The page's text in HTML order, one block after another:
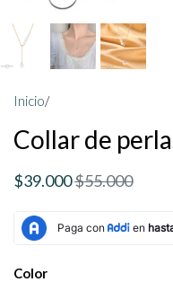
Inicio/
Collar de
$39.000$55.000
Color